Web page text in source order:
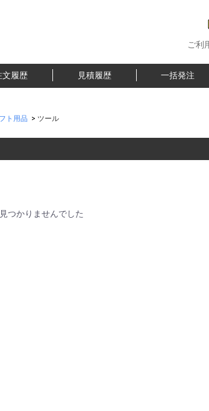
ご利
文履歴 見積履歴 一括発注
ト用品 > ツール
つかりませんでした